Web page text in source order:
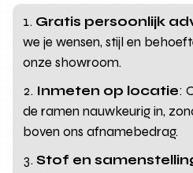
Gratis persoonlijk
we je wensen, stijl en
onze showroom.
Inmeten op locatie:
de ramen nauwkeurig in,
boven ons afnamebedrag.
Stof en